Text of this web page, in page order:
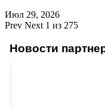
Июл 29, 2026
Prev Next 1 из 275
Новости